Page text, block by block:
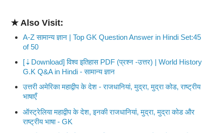
★ Also Visit:
A-Z सामान्य ज्ञान | Top GK Question Answer in Hindi Set:45
of 50
[⇣Download] विश्व इतिहास PDF (प्रश्न -उत्तर) | World History
G.K Q&A in Hindi - सामान्य ज्ञान
उत्तरी अमेरिका महाद्वीप के देश - राजधानियां, मुद्रा, मुद्रा कोड, राष्ट्रीय
भाषाएँ
ऑस्ट्रेलिया महाद्वीप के देश, इनकी राजधानियां, मुद्रा, मुद्रा कोड और
राष्ट्रीय भाषा - GK